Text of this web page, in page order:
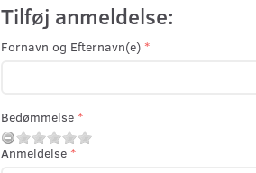
Tilføj anmeldelse:
Fornavn og Efternavn(e)
Bedømmelse
Anmeldelse